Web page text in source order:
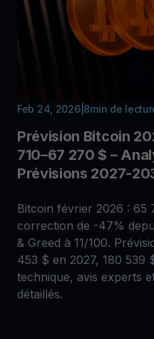
Feb 24, 2026| 8min de
Prévision Bitcoin
710–67 270 $ –
Prévisions 2027-
Bitcoin février 2026 : 65
correction de -47%
& Greed à 11/100.
453 $ en 2027, 180 539
technique, avis experts
détaillés.